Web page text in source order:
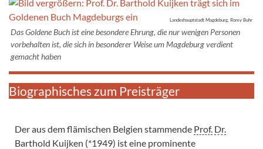
Landeshauptstadt Magdeburg, Romy Buhr
Das Goldene Buch ist eine besondere Ehrung, die nur wenigen Personen
vorbehalten ist, die sich in besonderer Weise um Magdeburg verdient
gemacht haben
Biographisches zum Preisträger
Der aus dem flämischen Belgien stammende Prof. Dr.
Barthold Kuijken (*1949) ist eine prominente